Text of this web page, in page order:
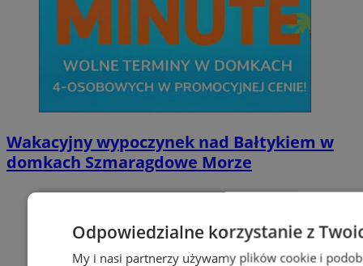
Wakacyjny wypoczynek nad Bałtykiem w
domkach Szmaragdowe Morze
Odpowiedzialne korzystanie z
My i nasi partnerzy używamy plików cookie i